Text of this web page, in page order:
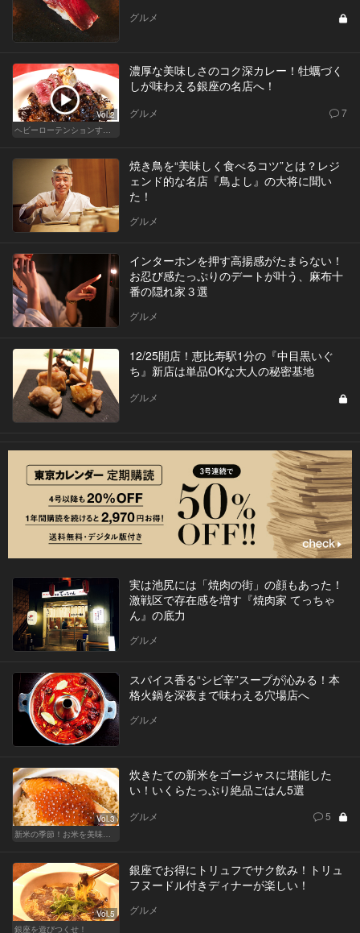
グルメ
Vol.2
ヘビーローテンションするカレー
濃厚な美味しさのコク深カレー！牡蠣づく
しが味わえる銀座の名店へ！
グルメ 7
焼き鳥を“美味しく食べるコツ”とは？レジ
ェンド的な名店『鳥よし』の大将に聞い
た！
グルメ
インターホンを押す高揚感がたまらない！
お忍び感たっぷりのデートが叶う、麻布十
番の隠れ家３選
グルメ
12/25開店！恵比寿駅1分の『中目黒いぐ
ち』新店は単品OKな大人の秘密基地
グルメ
実は池尻には「焼肉の街」の顔もあった！
激戦区で存在感を増す『焼肉家 てっちゃ
ん』の底力
グルメ
スパイス香る“シビ辛”スープが沁みる！本
格火鍋を深夜まで味わえる穴場店へ
グルメ
Vol.3
新米の季節！お米を美味しく味わえる和食店
炊きたての新米をゴージャスに堪能した
い！いくらたっぷり絶品ごはん5選
グルメ 5
Vol.5
銀座を遊びつくせ！
銀座でお得にトリュフでサク飲み！トリュ
フヌードル付きディナーが楽しい！
グルメ